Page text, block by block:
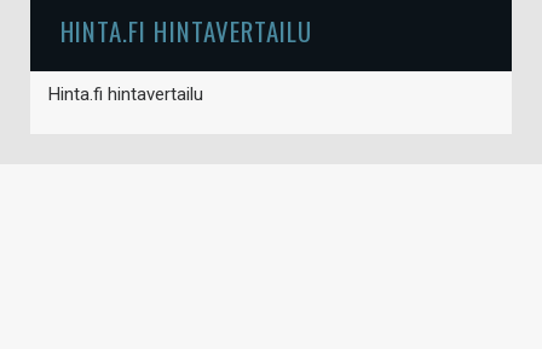
HINTA.FI HINTAVERTAILU
Hinta.fi hintavertailu